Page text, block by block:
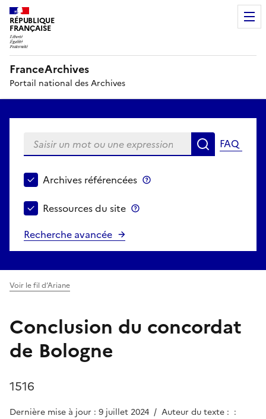
RÉPUBLIQUE
FRANÇAISE
FranceArchives
Portail national des Archives
Saisir un mot ou une expression Rechercher
FAQ
Choisir le périmètre de recherche
Archives référencées
Ressources du site
Recherche avancée
Voir le fil d’Ariane
Conclusion du concordat
de Bologne
1516
Dernière mise à jour : 9 juillet 2024 / Auteur du texte : :